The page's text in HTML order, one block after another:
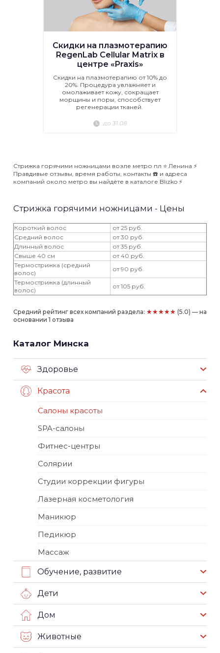
Скидки на плазмотерапию
RegenLab Cellular Matrix в
центре «Praxis»
Скидки на плазмотерапию от 10% до
20%. Процедура увлажняет и
омолаживает кожу, сокращает
морщины и поры, способствует
регенерации тканей.
до 31.08
Стрижка горячими ножницами возле метро пл ⭐️ Ленина ⚡️
Правдивые отзывы, время работы, контакты ☎️ и адреса
компаний около метро вы найдёте в каталоге Blizko ⚡️
Стрижка горячими ножницами - Цены
Короткий волос
от 25 руб.
Средний волос
от 30 руб.
Длинный волос
от 35 руб.
Свыше 40 см
от 40 руб.
Термострижка (средний
волос)
от 90 руб.
Термострижка (длинный
волос)
от 105 руб.
Средний рейтинг всех компаний раздела: ★★★★★ (5.0) — на
основании 1 отзыва
Каталог Минска
Здоровье
Красота
Салоны красоты
SPA-салоны
Фитнес-центры
Солярии
Студии коррекции фигуры
Лазерная косметология
Маникюр
Педикюр
Массаж
Обучение, развитие
Дети
Дом
Животные